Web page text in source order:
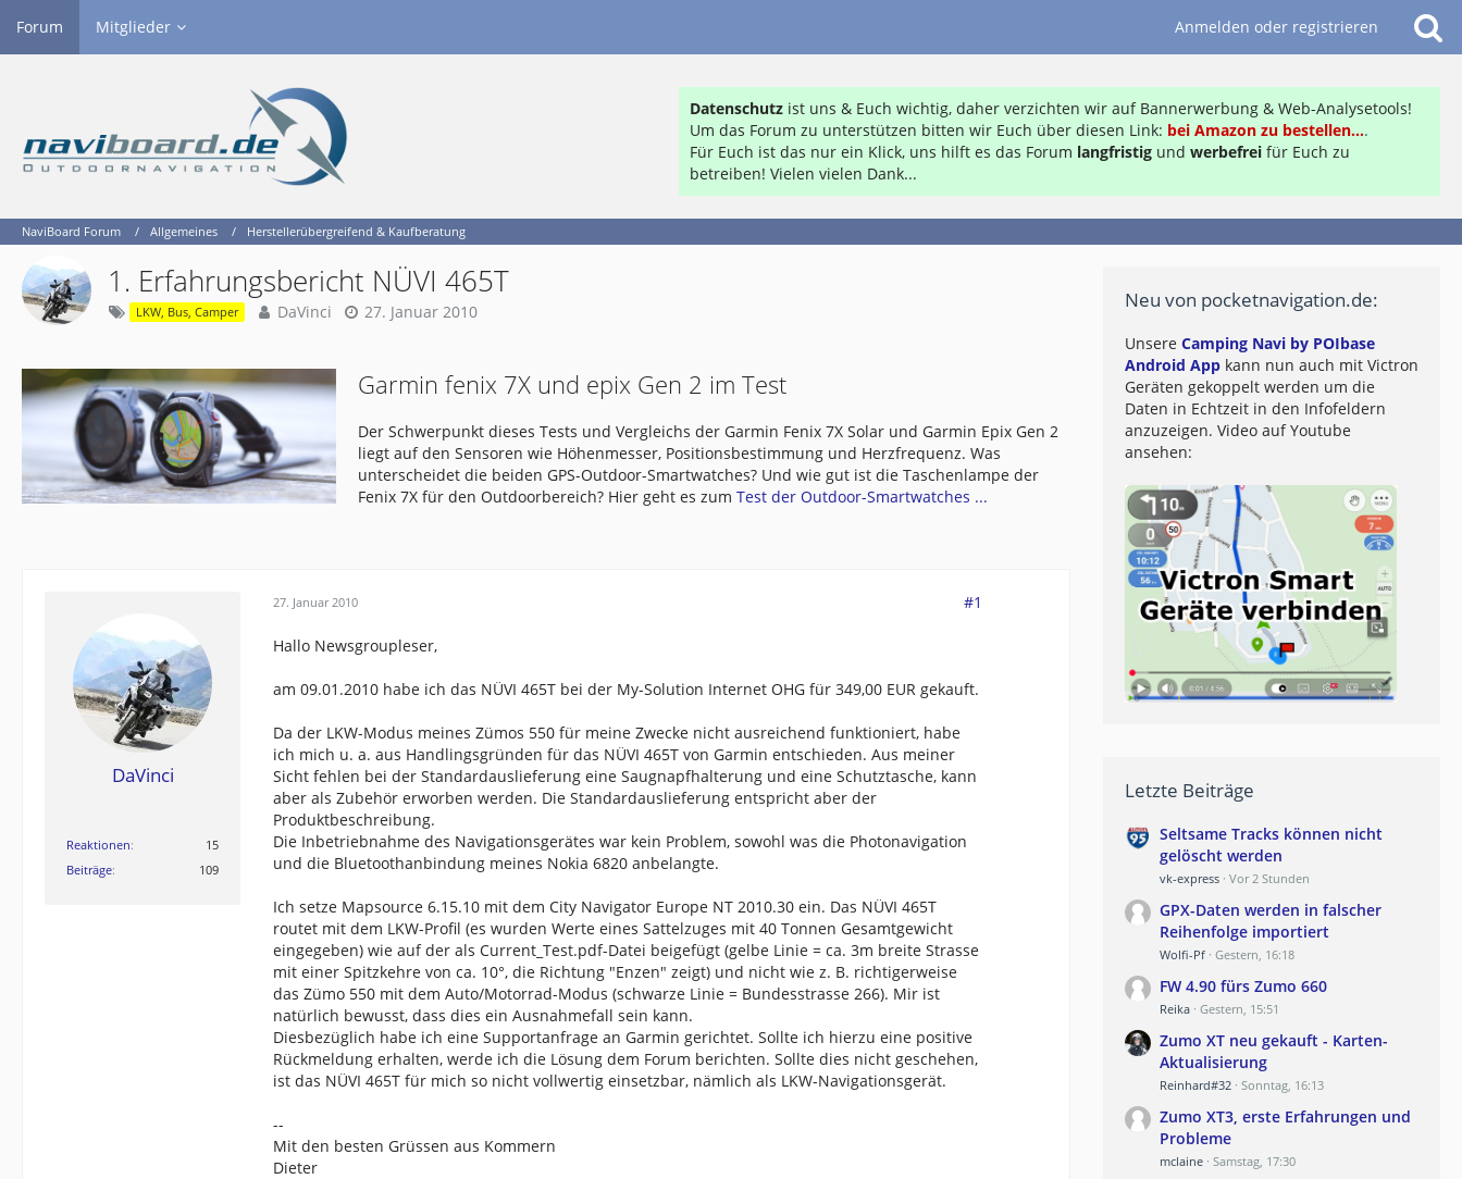
Forum Mitglieder Anmelden oder registrieren
Datenschutz ist uns & Euch wichtig, daher verzichten wir auf Bannerwerbung & Web-Analysetools!
Um das Forum zu unterstützen bitten wir Euch über diesen Link: bei Amazon zu bestellen....
Für Euch ist das nur ein Klick, uns hilft es das Forum langfristig und werbefrei für Euch zu
betreiben! Vielen vielen Dank...
NaviBoard Forum Allgemeines Herstellerübergreifend & Kaufberatung
1. Erfahrungsbericht NÜVI 465T
LKW, Bus, Camper DaVinci 27. Januar 2010
Garmin fenix 7X und epix Gen 2 im Test
Der Schwerpunkt dieses Tests und Vergleichs der Garmin Fenix 7X Solar und Garmin Epix Gen 2
liegt auf den Sensoren wie Höhenmesser, Positionsbestimmung und Herzfrequenz. Was
unterscheidet die beiden GPS-Outdoor-Smartwatches? Und wie gut ist die Taschenlampe der
Fenix 7X für den Outdoorbereich? Hier geht es zumTest der Outdoor-Smartwatches ...
DaVinci
Reaktionen
15
Beiträge
109
27. Januar 2010 #1
Hallo Newsgroupleser,
am 09.01.2010 habe ich das NÜVI 465T bei der My-Solution Internet OHG für 349,00 EUR gekauft.
Da der LKW-Modus meines Zümos 550 für meine Zwecke nicht ausreichend funktioniert, habe
ich mich u. a. aus Handlingsgründen für das NÜVI 465T von Garmin entschieden. Aus meiner
Sicht fehlen bei der Standardauslieferung eine Saugnapfhalterung und eine Schutztasche, kann
aber als Zubehör erworben werden. Die Standardauslieferung entspricht aber der
Produktbeschreibung.
Die Inbetriebnahme des Navigationsgerätes war kein Problem, sowohl was die Photonavigation
und die Bluetoothanbindung meines Nokia 6820 anbelangte.
Ich setze Mapsource 6.15.10 mit dem City Navigator Europe NT 2010.30 ein. Das NÜVI 465T
routet mit dem LKW-Profil (es wurden Werte eines Sattelzuges mit 40 Tonnen Gesamtgewicht
eingegeben) wie auf der als Current_Test.pdf-Datei beigefügt (gelbe Linie = ca. 3m breite Strasse
mit einer Spitzkehre von ca. 10°, die Richtung "Enzen" zeigt) und nicht wie z. B. richtigerweise
das Zümo 550 mit dem Auto/Motorrad-Modus (schwarze Linie = Bundesstrasse 266). Mir ist
natürlich bewusst, dass dies ein Ausnahmefall sein kann.
Diesbezüglich habe ich eine Supportanfrage an Garmin gerichtet. Sollte ich hierzu eine positive
Rückmeldung erhalten, werde ich die Lösung dem Forum berichten. Sollte dies nicht geschehen,
ist das NÜVI 465T für mich so nicht vollwertig einsetzbar, nämlich als LKW-Navigationsgerät.
--
Mit den besten Grüssen aus Kommern
Dieter
Neu von pocketnavigation.de:
Unsere Camping Navi by POIbase
Android App kann nun auch mit Victron
Geräten gekoppelt werden um die
Daten in Echtzeit in den Infofeldern
anzuzeigen. Video auf Youtube
ansehen:
Letzte Beiträge
Seltsame Tracks können nicht
gelöscht werden
vk-express Vor 2 Stunden
GPX-Daten werden in falscher
Reihenfolge importiert
Wolfi-Pf Gestern, 16:18
FW 4.90 fürs Zumo 660
Reika Gestern, 15:51
Zumo XT neu gekauft - Karten-
Aktualisierung
Reinhard#32 Sonntag, 16:13
Zumo XT3, erste Erfahrungen und
Probleme
mclaine Samstag, 17:30